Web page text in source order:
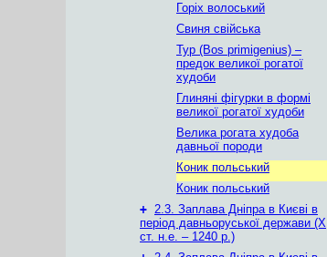
Горіх волоський
Свиня свійська
Тур (Bos primigenius) –
предок великої рогатої
худоби
Глиняні фігурки в формі
великої рогатої худоби
Велика рогата худоба
давньої породи
Коник польський
Коник польський
+ 2.3. Заплава Дніпра в Києві в
період давньоруської держави (Х
ст. н.е. – 1240 р.)